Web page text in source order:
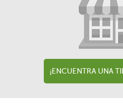
¡ENCUENTRA UNA